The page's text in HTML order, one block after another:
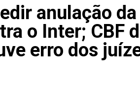
anulação da
o Inter; CBF
erro dos